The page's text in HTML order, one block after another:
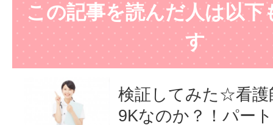
この記事を読んだ人は以下
す
検証してみた☆看護
9Kなのか？！パー